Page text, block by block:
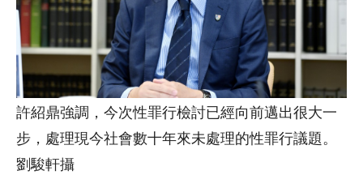
許紹鼎強調，今次性罪行檢討已經向前邁出很大一
步，處理現今社會數十年來未處理的性罪行議題。
劉駿軒攝